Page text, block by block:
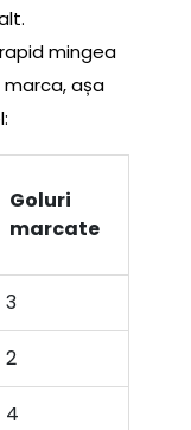
mingea
așa
Goluri
marcate
3
2
4